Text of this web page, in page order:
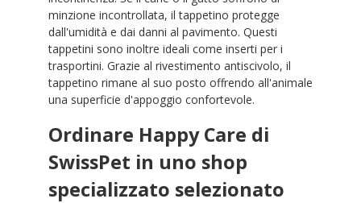
minzione incontrollata, il tappetino protegge
dall'umidità e dai danni al pavimento. Questi
tappetini sono inoltre ideali come inserti per i
trasportini. Grazie al rivestimento antiscivolo, il
tappetino rimane al suo posto offrendo all'animale
una superficie d'appoggio confortevole.
Ordinare Happy Care di
SwissPet in uno shop
specializzato selezionato